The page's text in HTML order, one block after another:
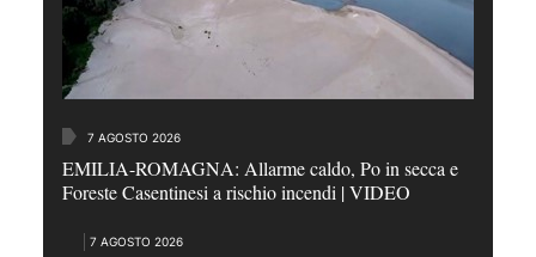
7 AGOSTO 2026
EMILIA-ROMAGNA: Allarme caldo, Po in secca e
Foreste Casentinesi a rischio incendi | VIDEO
7 AGOSTO 2026